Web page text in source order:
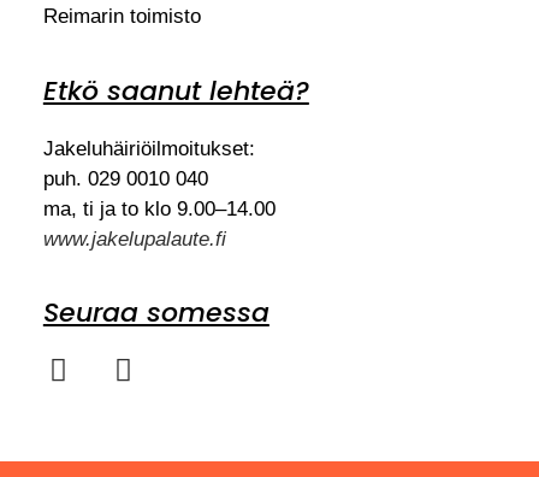
Reimarin toimisto
Etkö saanut lehteä?
Jakeluhäiriöilmoitukset:
puh. 029 0010 040
ma, ti ja to klo 9.00–14.00
www.jakelupalaute.fi
Seuraa somessa